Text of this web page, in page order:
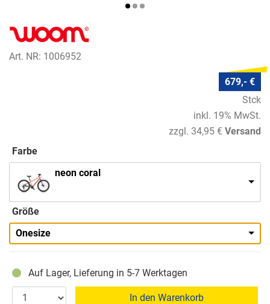
Art. NR: 1006952
679,- €
Stck
inkl. 19% MwSt.
zzgl. 34,95 € Versand
Farbe
neon coral
Größe
Onesize
Auf Lager, Lieferung in 5-7 Werktagen
In den Warenkorb